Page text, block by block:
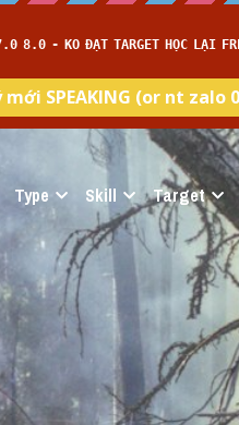
Type Skill Target